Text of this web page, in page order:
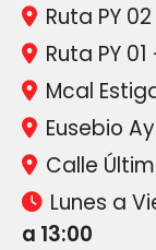
Ruta PY
Ruta PY
Mcal
Eusebio
Calle
Lunes a
a 13:00